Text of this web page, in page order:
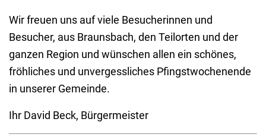
Wir freuen uns auf viele Besucherinnen und
Besucher, aus Braunsbach, den Teilorten und der
ganzen Region und wünschen allen ein schönes,
fröhliches und unvergessliches Pfingstwochenende
in unserer Gemeinde.
Ihr David Beck, Bürgermeister